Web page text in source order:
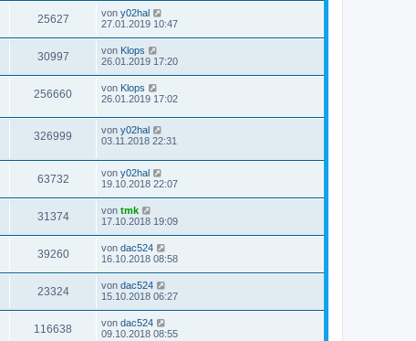
25627 von y02hal
27.01.2019 10:47
30997 von Klops
26.01.2019 17:20
256660 von Klops
26.01.2019 17:02
326999 von y02hal
03.11.2018 22:31
63732 von y02hal
19.10.2018 22:07
31374 von tmk
17.10.2018 19:09
39260 von dac524
16.10.2018 08:58
23324 von dac524
15.10.2018 06:27
116638 von dac524
09.10.2018 08:55